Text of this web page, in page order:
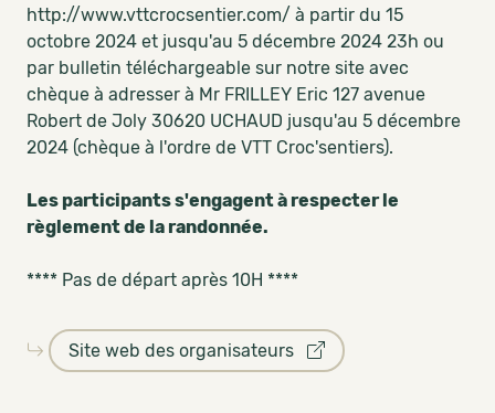
http://www.vttcrocsentier.com/ à partir du 15
octobre 2024 et jusqu'au 5 décembre 2024 23h ou
par bulletin téléchargeable sur notre site avec
chèque à adresser à Mr FRILLEY Eric 127 avenue
Robert de Joly 30620 UCHAUD jusqu'au 5 décembre
2024 (chèque à l'ordre de VTT Croc'sentiers).
Les participants s'engagent à respecter le
règlement de la randonnée.
**** Pas de départ après 10H ****
Site web des organisateurs